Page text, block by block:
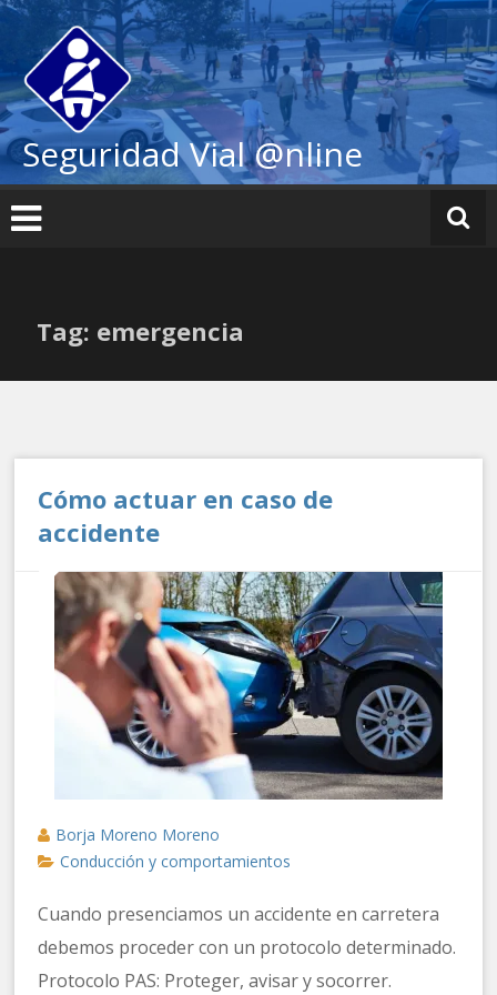
Ir
contenido
Seguridad Vial @nline
Tag: emergencia
Cómo actuar en caso de
accidente
Borja Moreno Moreno
Conducción y comportamientos
Cuando presenciamos un accidente en carretera
debemos proceder con un protocolo determinado.
Protocolo PAS: Proteger, avisar y socorrer.